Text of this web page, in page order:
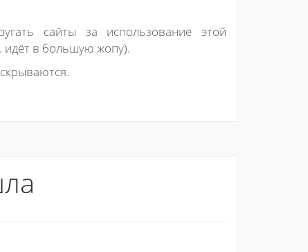
сайты за использование этой
идёт в большую жопу).